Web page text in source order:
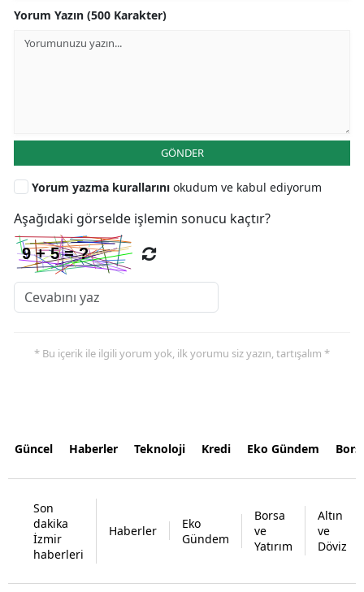
Yorum Yazın (500 Karakter)
GÖNDER
Yorum yazma kurallarını okudum ve kabul ediyorum
Aşağıdaki görselde işlemin sonucu kaçtır?
* Bu içerik ile ilgili yorum yok, ilk yorumu siz yazın, tartışalım *
Güncel Haberler Teknoloji Kredi Eko Gündem
Son
dakika
İzmir
haberleri
Haberler
Eko
Gündem
Borsa
ve
Yatırım
Altın
ve
Döviz